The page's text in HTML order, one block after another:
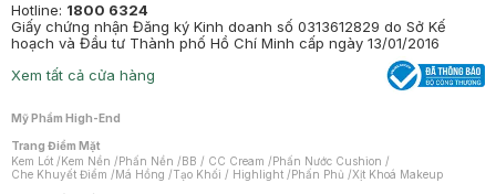
Hotline: 1800 6324
Giấy chứng nhận Đăng ký Kinh doanh số 0313612829 do Sở Kế
hoạch và Đầu tư Thành phố Hồ Chí Minh cấp ngày 13/01/2016
Xem tất cả cửa hàng
Mỹ Phẩm High-End
Trang Điểm Mặt
Kem Lót /Kem Nền /Phấn Nền /BB / CC Cream /Phấn Nước Cushion /
Che Khuyết Điểm /Má Hồng /Tạo Khối / Highlight /Phấn Phủ /Xịt Khoá Makeup